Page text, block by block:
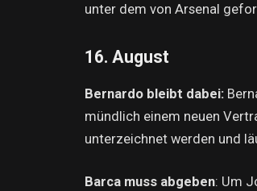
unter dem von Arsenal
16. August
Bernardo bleibt dabei:
mündlich einem neuen
unterzeichnet werden und
Barca muss abgeben: Um